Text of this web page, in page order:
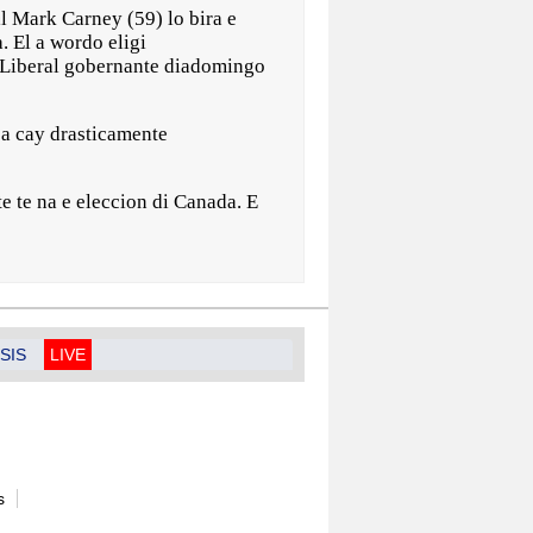
Mark Carney (59) lo bira e
El a wordo eligi
gobernante diadomingo
cay drasticamente
te na e eleccion di Canada. E
LIVE